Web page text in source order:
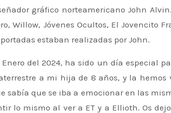
gráfico norteamericano John Alvin.
Willow, Jóvenes Ocultos, El Jovencito
estaban realizadas por John.
Enero del 2024, ha sido un día especial
a mi hija de 8 años, y la
sabía que se iba a emocionar en las
lo mismo al ver a ET y a Ellioth. Os